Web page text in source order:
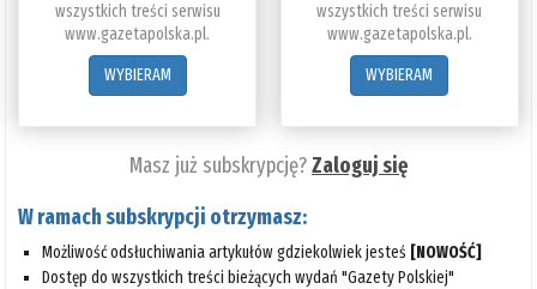
wszystkich treści serwisu
www.gazetapolska.pl.
WYBIERAM
wszystkich treści serwisu
www.gazetapolska.pl.
WYBIERAM
Masz już subskrypcję?Zaloguj się
W ramach subskrypcji otrzymasz:
Możliwość odsłuchiwania artykułów gdziekolwiek jesteś [NOWOŚĆ]
Dostęp do wszystkich treści bieżących wydań "Gazety Polskiej"